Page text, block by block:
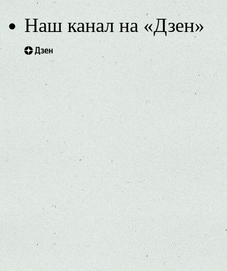
Наш канал на «Дзен»